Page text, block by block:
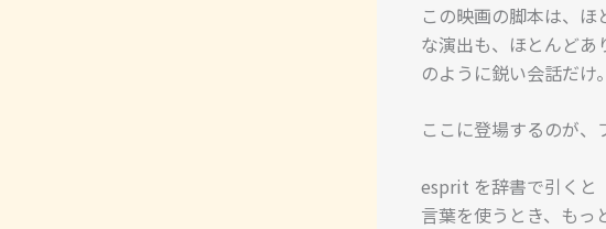
この映画の脚本は、ほ
な演出も、ほとんど
のように鋭い会話だけ。
ここに登場するのが、
esprit を辞書で引くと
言葉を使うとき、もっ